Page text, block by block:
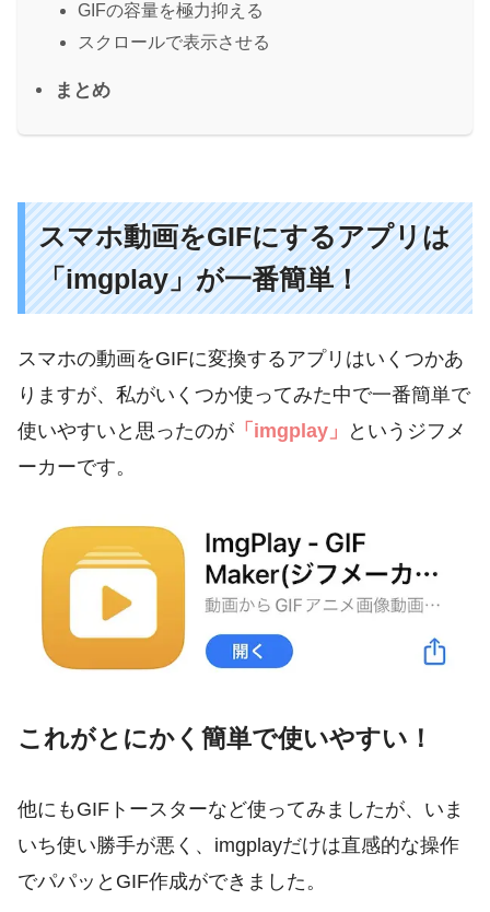
GIFの容量を極力抑える
スクロールで表示させる
まとめ
スマホ動画をGIFにするアプリは
「imgplay」が一番簡単！
スマホの動画をGIFに変換するアプリはいくつかあ
りますが、私がいくつか使ってみた中で一番簡単で
使いやすいと思ったのが 「imgplay」
というジフメ
ーカーです。
これがとにかく簡単で使いやすい！
他にもGIFトースターなど使ってみましたが、いま
いち使い勝手が悪く、imgplayだけは直感的な操作
でパパッとGIF作成ができました。